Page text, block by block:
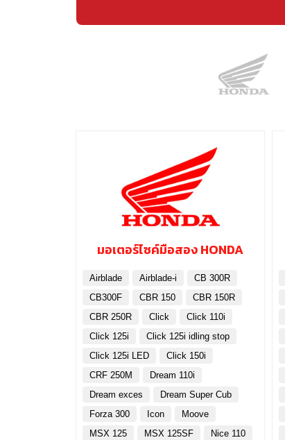
มอเตอร์ไซค์มือสอง HONDA
Airblade Airblade-i
CB 300R
CB300F
CBR 150
CBR 150R
CBR 250R
Click
Click 110i
Click 125i
Click 125i idling stop
Click 125i LED
Click 150i
CRF 250M
Dream 110i
Dream exces
Dream Super Cub
Forza 300
Icon
Moove
MSX 125
MSX 125SF
Nice 110